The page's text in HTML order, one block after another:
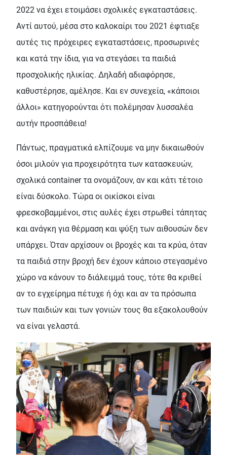
2022 να έχει ετοιμάσει σχολικές εγκαταστάσεις.
Αντί αυτού, μέσα στο καλοκαίρι του 2021 έφτιαξε
αυτές τις πρόχειρες εγκαταστάσεις, προσωρινές
και κατά την ίδια, για να στεγάσει τα παιδιά
προσχολικής ηλικίας. Δηλαδή αδιαφόρησε,
καθυστέρησε, αμέλησε. Και εν συνεχεία, «κάποιοι
άλλοι» κατηγορούνται ότι πολέμησαν λυσσαλέα
αυτήν προσπάθεια!
Πάντως, πραγματικά ελπίζουμε να μην δικαιωθούν
όσοι μιλούν για προχειρότητα των κατασκευών,
σχολικά container τα ονομάζουν, αν και κάτι τέτοιο
είναι δύσκολο. Τώρα οι οικίσκοι είναι
φρεσκοβαμμένοι, στις αυλές έχει στρωθεί τάπητας
και ανάγκη για θέρμαση και ψύξη των αιθουσών δεν
υπάρχει. Όταν αρχίσουν οι βροχές και τα κρύα, όταν
τα παιδιά στην βροχή δεν έχουν κάποιο στεγασμένο
χώρο να κάνουν το διάλειμμά τους, τότε θα κριθεί
αν το εγχείρημα πέτυχε ή όχι και αν τα πρόσωπα
των παιδιών και των γονιών τους θα εξακολουθούν
να είναι γελαστά.